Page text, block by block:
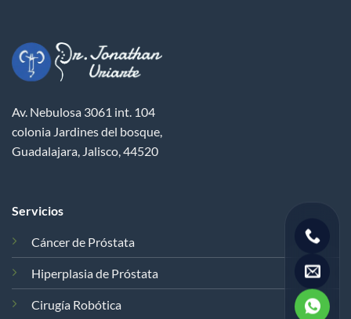
Av. Nebulosa 3061 int. 104
colonia Jardines del bosque,
Guadalajara, Jalisco, 44520
Servicios
Cáncer de Próstata
Hiperplasia de Próstata
Cirugía Robótica